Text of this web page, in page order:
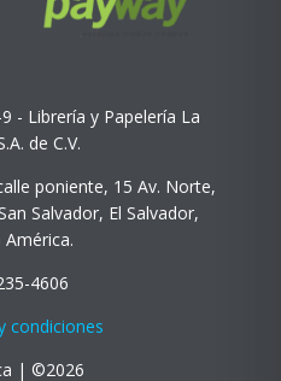
- Librería y Papelería La
de C.V.
poniente, 15 Av. Norte,
Salvador, El Salvador,
4606
condiciones
| ©2026